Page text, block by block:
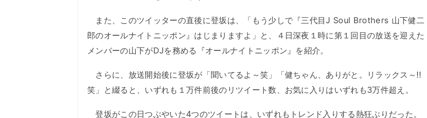
また、このツイッターの直後に登坂は、「もう少しで『三代目J Soul Brothers 山下健二
郎のオールナイトニッポン』はじまりますよ」と、４日深夜１時に第１回目の放送を迎えた
メンバーの山下がDJを務める『オールナイトニッポン』を紹介。
さらに、放送開始後に登坂が「聞いてるよ～笑」「健ちゃん、ありがと。リラックス～!!
笑」と綴ると、いずれも１万件前後のリツイート数、お気に入りはいずれも3万件超え。
登坂がこの日つぶやいた4つのツイートは、いずれもトレンド入りする熱狂ぶりだった。